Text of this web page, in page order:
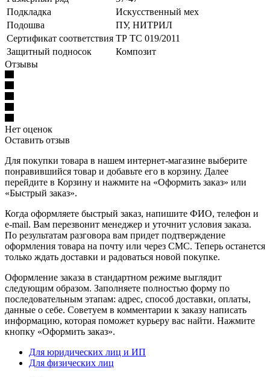
Подкладка
Искусственный мех
Подошва
ПУ, НИТРИЛ
Сертификат соответствия ТР ТС 019/2011
Защитный подносок
Композит
Отзывы
Нет оценок
Оставить отзыв
Для покупки товара в нашем интернет-магазине выберите
понравившийся товар и добавьте его в корзину. Далее
перейдите в Корзину и нажмите на «Оформить заказ» или
«Быстрый заказ».
Когда оформляете быстрый заказ, напишите ФИО, телефон и
e-mail. Вам перезвонит менеджер и уточнит условия заказа.
По результатам разговора вам придет подтверждение
оформления товара на почту или через СМС. Теперь останется
только ждать доставки и радоваться новой покупке.
Оформление заказа в стандартном режиме выглядит
следующим образом. Заполняете полностью форму по
последовательным этапам: адрес, способ доставки, оплаты,
данные о себе. Советуем в комментарии к заказу написать
информацию, которая поможет курьеру вас найти. Нажмите
кнопку «Оформить заказ».
Для юридических лиц и ИП
Для физических лиц